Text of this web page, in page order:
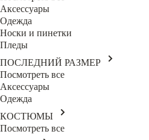
Аксессуары
Одежда
Носки и пинетки
Пледы
ПОСЛЕДНИЙ РАЗМЕР
Посмотреть все
Аксессуары
Одежда
КОСТЮМЫ
Посмотреть все